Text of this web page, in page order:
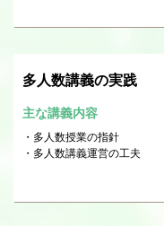
多人数講義の実践
主な講義内容
多人数授業の指針
多人数講義運営の工夫